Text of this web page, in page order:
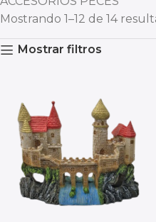
Mostrando 1–12 de 14
Mostrar filtros